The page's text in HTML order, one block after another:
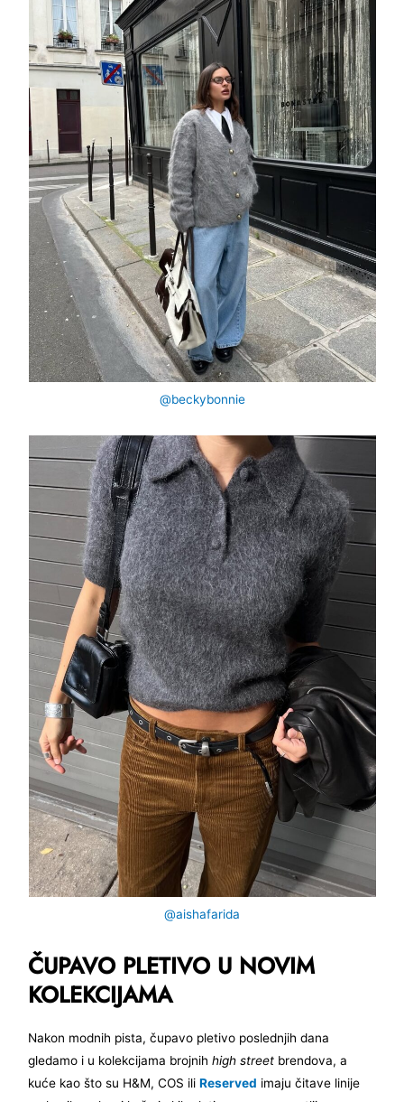
@beckybonnie
@aishafarida
ČUPAVO PLETIVO U NOVIM
KOLEKCIJAMA
Nakon modnih pista, čupavo pletivo poslednjih dana
gledamo i u kolekcijama brojnihhigh street brendova, a
kuće kao što su H&M, COS iliReserved imaju čitave linije